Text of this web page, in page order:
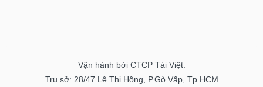
Vận hành bởi CTCP Tài Việt.
Trụ sở: 28/47 Lê Thị Hồng, P.Gò Vấp, Tp.HCM